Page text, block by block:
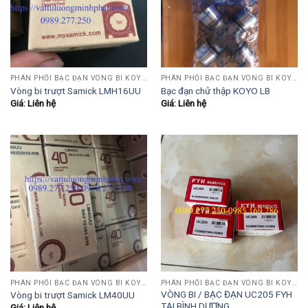
PHÂN PHỐI BẠC ĐẠN VÒNG BI KOYO,NSK,SKF,ASHAHI,JIB,FBJ,SAMICK.....
Vòng bi trượt Samick LMH16UU
Giá: Liên hệ
PHÂN PHỐI BẠC ĐẠN VÒNG BI KOYO,NSK,SKF,ASHAHI,JIB,FBJ,SAMICK.....
Bạc đạn chử thập KOYO LB
Giá: Liên hệ
Vòng bi trượt Samick LM40UU
VÒNG BI / BẠC ĐẠN UC205 FYH